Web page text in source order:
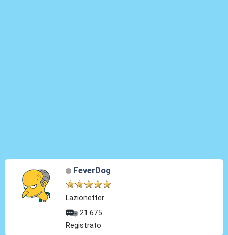
FeverDog
Lazionetter
21.675
Registrato